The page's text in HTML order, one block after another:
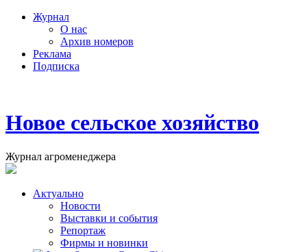
Журнал
О нас
Архив номеров
Реклама
Подписка
Новое сельское хозяйство
Журнал агроменеджера
Актуально
Новости
Выставки и события
Репортаж
Фирмы и новинки